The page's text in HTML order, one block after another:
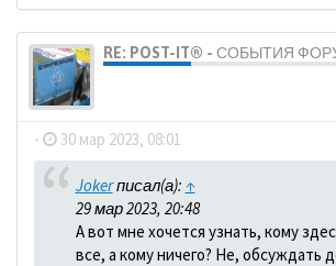
RE: POST-IT® - СОБЫТИЯ
- 30 мар 2023, 08:01
Jokerписал(а): ↑
29 мар 2023, 20:48
А вот мне хочется узнать, кому
все, а кому ничего? Не, обсуждать